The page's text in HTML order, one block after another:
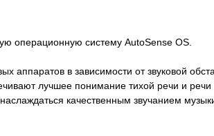
операционную систему AutoSense OS.
аппаратов в зависимости от звуковой
лучшее понимание тихой речи и
качественным звучанием